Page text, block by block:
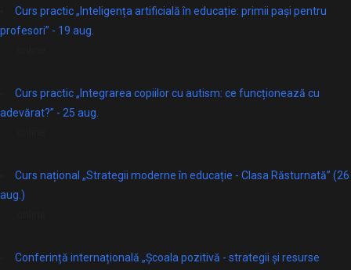
Curs practic „Inteligența artificială în educație: primii pași pentru
profesori” - 19 aug.
Curs practic „Integrarea copiilor cu autism: ce funcționează cu
adevărat?” - 25 aug.
Curs național „Strategii moderne în educație - Clasa Răsturnată” (26
aug.)
Conferință internațională „Școala pozitivă - strategii și resurse